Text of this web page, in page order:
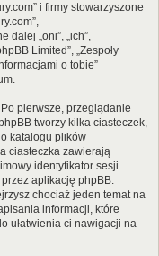
i firmy stowarzyszone
dalej „oni”, „ich”,
Limited”, „Zespoły
o tobie”
pierwsze, przeglądanie
tworzy kilka ciasteczek,
katalogu plików
ciasteczka zawierają
identyfikator sesji
aplikację phpBB.
chociaż jeden temat na
informacji, które
ułatwienia ci nawigacji na